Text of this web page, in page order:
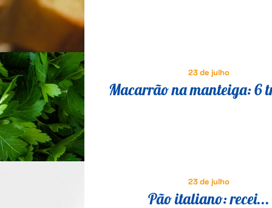
23 de julho
Macarrão na manteiga: 6
23 de julho
Pão italiano: recei...